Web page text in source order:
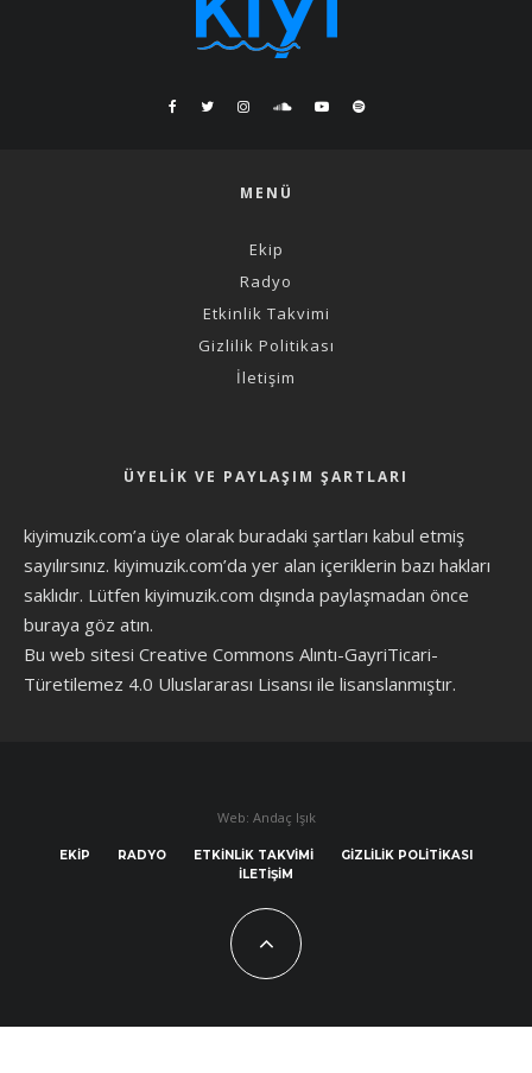
MENÜ
Ekip
Radyo
Etkinlik Takvimi
Gizlilik Politikası
İletişim
ÜYELIK VE PAYLAŞIM ŞARTLARI
kiyimuzik.com’a üye olarak buradaki şartları kabul etmiş
sayılırsınız. kiyimuzik.com’da yer alan içeriklerin bazı hakları
saklıdır. Lütfen kiyimuzik.com dışında paylaşmadan önce
buraya göz atın.
Bu web sitesi Creative Commons Alıntı-GayriTicari-
Türetilemez 4.0 Uluslararası Lisansı ile lisanslanmıştır.
Web: Andaç Işık
EKIP RADYO ETKINLIK TAKVIMI
GIZLILIK POLITIKASI
İLETIŞIM